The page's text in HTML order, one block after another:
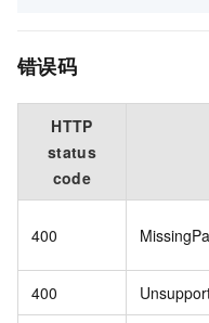
错误码
HTTP
status
code
400
400